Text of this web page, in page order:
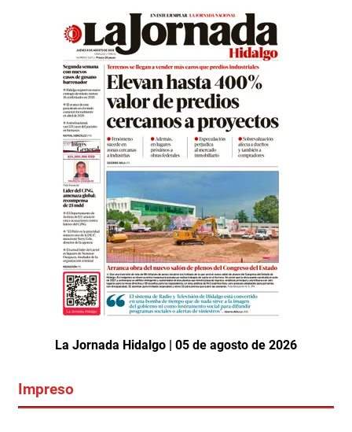
La Jornada Hidalgo | 05 de agosto de 2026
Impreso